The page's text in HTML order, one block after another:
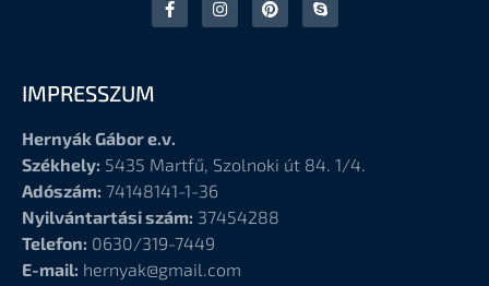
IMPRESSZUM
Hernyák Gábor e.v.
Székhely: 5435 Martfű, Szolnoki út 84. 1/4.
Adószám: 74148141-1-36
Nyilvántartási szám: 37454288
Telefon: 0630/319-7449
E-mail: hernyak@gmail.com